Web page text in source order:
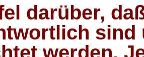
darüber,
sind
werden.